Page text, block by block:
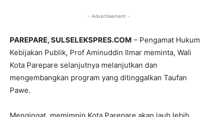
- Advertisement -
PAREPARE, SULSELEKSPRES.COM – Pengamat Hukum
Kebijakan Publik, Prof Aminuddin Ilmar meminta, Wali
Kota Parepare selanjutnya melanjutkan dan
mengembangkan program yang ditinggalkan Taufan
Pawe.